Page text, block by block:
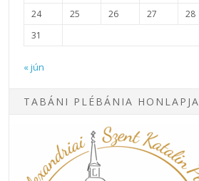
24
25 26 27 28
31
« jún
TABÁNI PLÉBÁNIA HONLAPJA